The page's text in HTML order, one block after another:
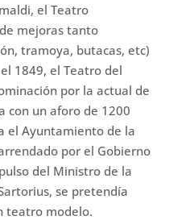
el Teatro
mejoras tanto
tramoya, butacas, etc)
1849, el Teatro del
por la actual de
con un aforo de 1200
el Ayuntamiento de la
por el Gobierno
del Ministro de la
se pretendía
teatro modelo.